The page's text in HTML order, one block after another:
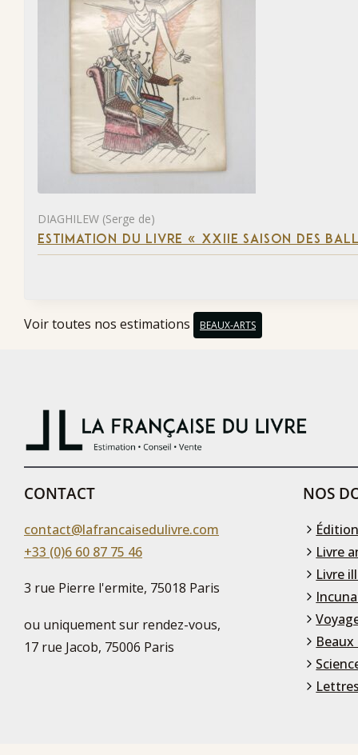
DIAGHILEW (Serge de)
ESTIMATION DU LIVRE « XXIIE SAISON DES
Voir toutes nos estimations BEAUX-ARTS
CONTACT
contact@lafrancaisedulivre.com
+33 (0)6 60 87 75 46
3 rue Pierre l'ermite, 75018 Paris
ou uniquement sur rendez-vous,
17 rue Jacob, 75006 Paris
NOS
Livre
Livre